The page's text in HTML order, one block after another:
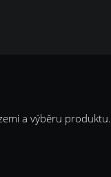
a výběru